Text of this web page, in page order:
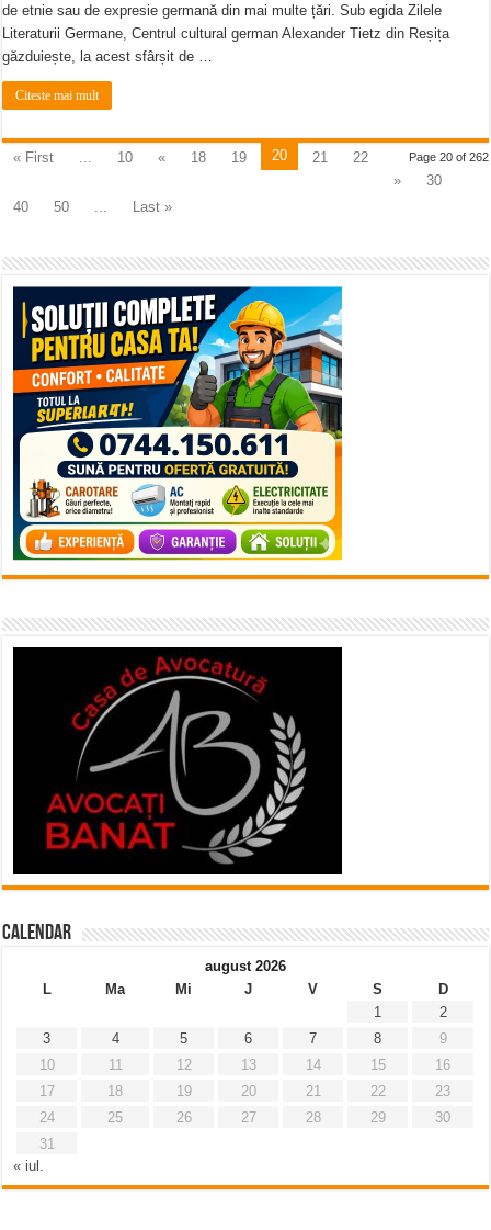
de etnie sau de expresie germană din mai multe țări. Sub egida Zilele
Literaturii Germane, Centrul cultural german Alexander Tietz din Reșița
găzduiește, la acest sfârșit de …
Citeste mai mult
Page 20 of 262
« First ... 10 « 18 19 20 21
22
»
30
40
50 ... Last »
Calendar
august 2026
L
Ma Mi J V S
D
1
2
3
4 5 6 7 8
9
10
11 12 13 14 15
16
17
18 19 20 21 22
23
24
25 26 27 28 29
30
31
« iul.